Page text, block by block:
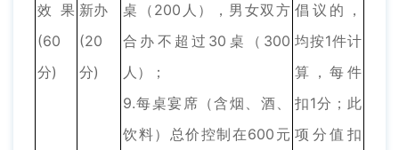
效果
(60
分)
新办
(20
分)
桌（200人），男女双方
合办不超过30桌（300
人）；
9.每桌宴席（含烟、酒、
饮料）总价控制在600元
倡议的，
均按1件计
算，每件
扣1分；此
项分值扣